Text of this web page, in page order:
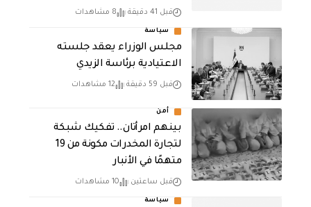
قبل 41 دقيقة 8 مشاهدات
سياسة
مجلس الوزراء يعقد جلسته
الاعتيادية برئاسة الزيدي
قبل 59 دقيقة 12 مشاهدات
أمن
بينهم امرأتان.. تفكيك شبكة
لتجارة المخدرات مكونة من 19
متهمًا في الأنبار
قبل ساعتين 10 مشاهدات
سياسة